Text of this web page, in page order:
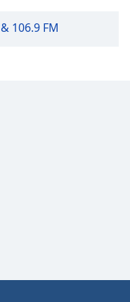
106.9 FM